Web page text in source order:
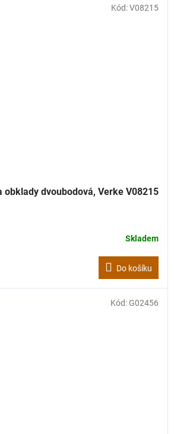
obklady dvoubodová, Verke V08215
Skladem
Do košíku
Kód:V08215
Kód: G02456